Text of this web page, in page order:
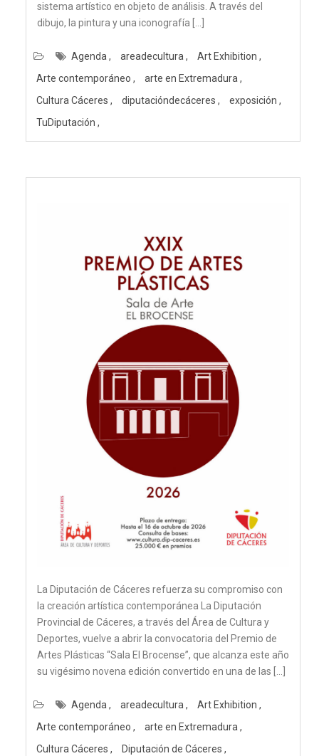
sistema artístico en objeto de análisis. A través del
dibujo, la pintura y una iconografía […]
Agenda areadecultura
Art Exhibition
Arte contemporáneo
arte en Extremadura
Cultura Cáceres
diputacióndecáceres
exposición
TuDiputación
La Diputación de Cáceres refuerza su compromiso con
la creación artística contemporánea La Diputación
Provincial de Cáceres, a través del Área de Cultura y
Deportes, vuelve a abrir la convocatoria del Premio de
Artes Plásticas “Sala El Brocense”, que alcanza este año
su vigésimo novena edición convertido en una de las […]
Agenda areadecultura
Art Exhibition
Arte contemporáneo
arte en Extremadura
Cultura Cáceres
Diputación de Cáceres